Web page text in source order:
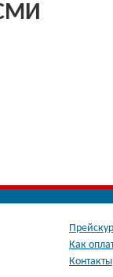
Как
Контакты